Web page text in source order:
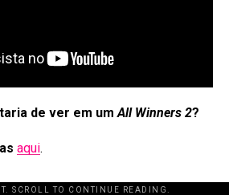
de ver em um All Winners 2?
aqui.
SCROLL TO CONTINUE READING.